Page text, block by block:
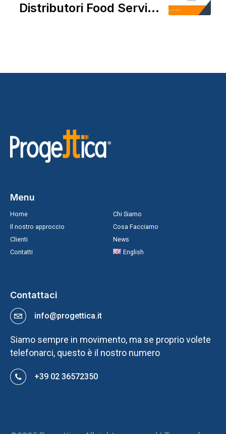
Distributori Food Service
Menu
Home
Chi Siamo
Il nostro approccio
Cosa Facciamo
Clienti
News
Contatti
English
Contattaci
info@progettica.it
Siamo sempre in movimento, ma se proprio volete
telefonarci, questo è il nostro numero
+39 02 36572350